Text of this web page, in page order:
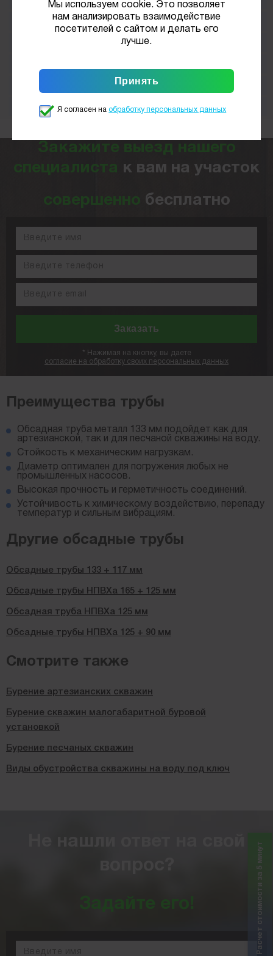
25 м 72 500 руб. + фильтр 15 000 руб.
87 000 руб. + фильтр 15 000 руб.
116 000 руб. + фильтр 15 000 руб.
50 м 145 000 руб. + фильтр 15 000 руб.
Закажите выезд нашего
специалиста к вам на участок
совершенно бесплатно
* Нажимая на кнопку, вы даете
согласие на обработку своих персональных данных
Преимущества трубы
Обсадная труба металл 133 мм подойдет как для
артезианской, так и для песчаной скважины на воду.
Стойкость к механическим нагрузкам.
Диаметр оптимален для погружения любых не
промышленных насосов.
Высокая прочность и герметичность соединений.
Устойчивость к химическому воздействию, перепаду
температур и сильным вибрациям.
Другие обсадные трубы
Обсадные трубы 133 + 117 мм
Обсадные трубы НПВХа 165 + 125 мм
Обсадная труба НПВХа 125 мм
Обсадные трубы НПВХа 125 + 90 мм
Смотрите также
Бурение артезианских скважин
Бурение скважин малогабаритной буровой
установкой
Бурение песчаных скважин
Виды обустройства скважины на воду под ключ
Задайте его! Расчет стоимости за 5 минут
Мы используем cookie. Это позволяет
нам анализировать взаимодействие
посетителей с сайтом и делать его
лучше.
Я согласен на обработку персональных данных